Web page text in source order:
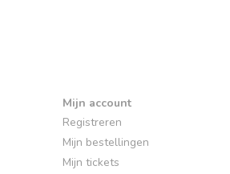
Mijn account
Registreren
Mijn bestellingen
Mijn tickets